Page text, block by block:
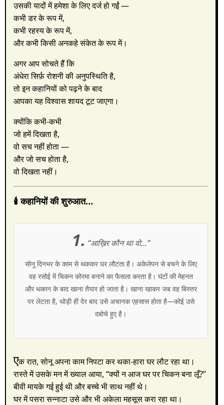
उसकी यादों में हमेशा के लिए दर्ज हो गईं —
कभी डर के रूप में,
कभी रहस्य के रूप में,
और कभी किसी अनकहे संकेत के रूप में।
अगर आप सोचते हैं कि
अंधेरा सिर्फ़ रोशनी की अनुपस्थिति है,
तो इन कहानियों को पढ़ने के बाद
आपका यह विश्वास शायद टूट जाएगा।
क्योंकि कभी-कभी
जो हमें दिखता है,
वो सच नहीं होता —
और जो सच होता है,
वो दिखता नहीं।
🕯️ कहानियों की शुरुआत…
1. “आख़िर कौन था वो…”
सोनू दिनभर के काम से थककर घर लौटता है। अकेलेपन से बचने के लिए
वह रसोई में चिकन कोरमा बनाने का फैसला करता है। घंटों की मेहनत
और थकान के बाद खाना तैयार हो जाता है। खाना खाकर जब वह बिस्तर
पर लेटता है, थोड़ी ही देर बाद उसे अचानक एहसास होता है—कोई उसे
दबोचे हुए है।
एक रात, सोनू अपना काम निपटा कर थका-हारा घर लौट रहा था।
रास्ते में उसके मन में ख्याल आया, “क्यों न आज घर पर चिकन बना लूँ?”
बीवी मायके गई हुई थी और बच्चे भी साथ नहीं थे।
घर में पसरा सन्नाटा उसे और भी अकेला महसूस करा रहा था।